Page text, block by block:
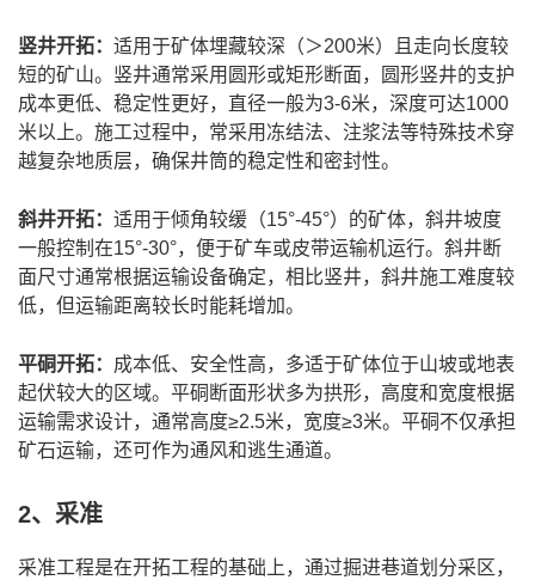
竖井开拓： 适用于矿体埋藏较深（＞200米）且走向长度较
短的矿山。竖井通常采用圆形或矩形断面，圆形竖井的支护
成本更低、稳定性更好，直径一般为3-6米，深度可达1000
米以上。施工过程中，常采用冻结法、注浆法等特殊技术穿
越复杂地质层，确保井筒的稳定性和密封性。
斜井开拓： 适用于倾角较缓（15°-45°）的矿体，斜井坡度
一般控制在15°-30°，便于矿车或皮带运输机运行。斜井断
面尺寸通常根据运输设备确定，相比竖井，斜井施工难度较
低，但运输距离较长时能耗增加。
平硐开拓： 成本低、安全性高，多适于矿体位于山坡或地表
起伏较大的区域。平硐断面形状多为拱形，高度和宽度根据
运输需求设计，通常高度≥2.5米，宽度≥3米。平硐不仅承担
矿石运输，还可作为通风和逃生通道。
2、采准
采准工程是在开拓工程的基础上，通过掘进巷道划分采区，